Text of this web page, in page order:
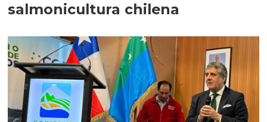
salmonicultura chilena